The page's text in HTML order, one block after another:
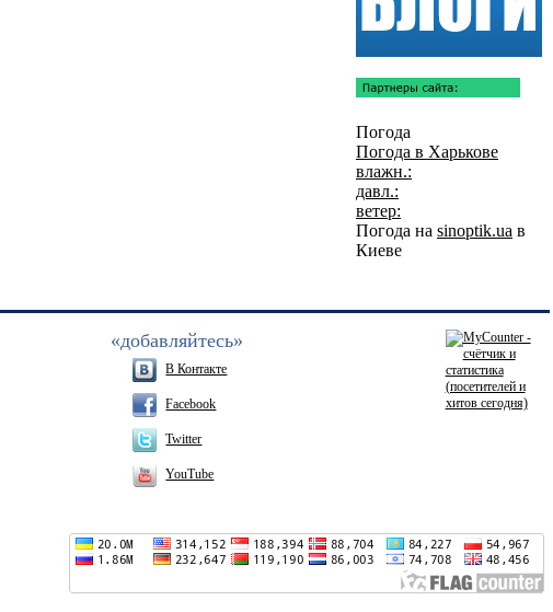
Погода
Погода в Харькове
влажн.:
давл.:
ветер:
Погода на sinoptik.ua в
Киеве
«добавляйтесь»
В Контакте
Facebook
Twitter
YouTube